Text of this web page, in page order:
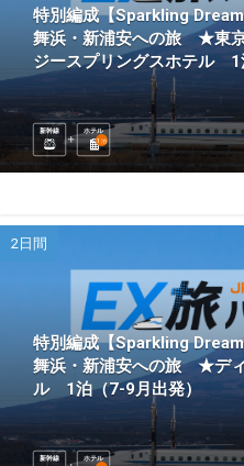
特別編成【Sparkling
舞浜・新浦安への旅 ★東
ジースプリングスホテル 1
新幹線
ホテル
1 泊
2日間
特別編成【Sparkling
舞浜・新浦安への旅 ★デ
ル 1泊（7-9月出発）
新幹線
ホテル